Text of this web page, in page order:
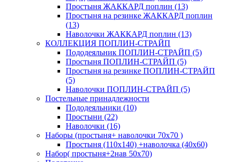
Простыня ЖАККАРД поплин (13)
Простыня на резинке ЖАККАРД поплин
(13)
Наволочки ЖАККАРД поплин (13)
КОЛЛЕКЦИЯ ПОПЛИН-СТРАЙП
Пододеяльник ПОПЛИН-СТРАЙП (5)
Простыня ПОПЛИН-СТРАЙП (5)
Простыня на резинке ПОПЛИН-СТРАЙП
(5)
Наволочки ПОПЛИН-СТРАЙП (5)
Постельные принадлежности
Пододеяльники (10)
Простыни (22)
Наволочки (16)
Наборы (простыня+ наволочки 70х70 )
Простыня (110х140) +наволочка (40х60)
Набор( простыня+2нав 50х70)